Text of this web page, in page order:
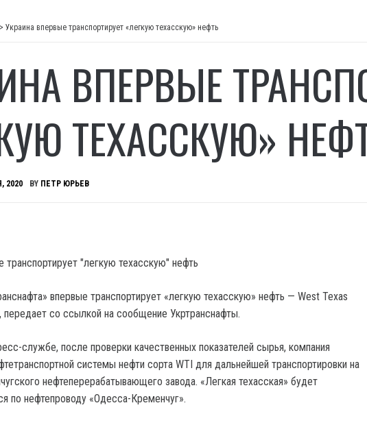
> Украина впервые транспортирует «легкую техасскую» нефть
ВПЕРВЫЕ
ТЕХАССКУЮ»
2020 BY ПЕТР ЮРЬЕВ
впервые транспортирует «легкую техасскую» нефть — West Texas
со ссылкой на сообщение Укртранснафты.
службе, после проверки качественных показателей сырья, компания
системы нефти сорта WTI для дальнейшей транспортировки на
нефтеперерабатывающего завода. «Легкая техасская» будет
по нефтепроводу «Одесса-Кременчуг».